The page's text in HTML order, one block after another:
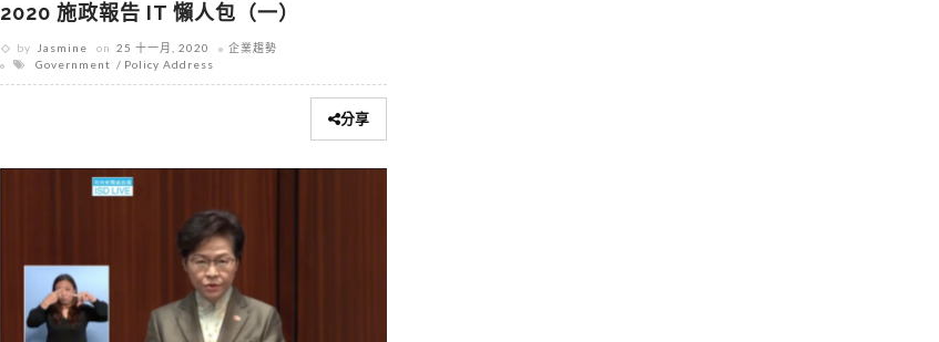
2020 施政報告 IT 懶人包（一）
by Jasmine on 25 十一月, 2020
企業趨勢
Government
Policy Address
分享